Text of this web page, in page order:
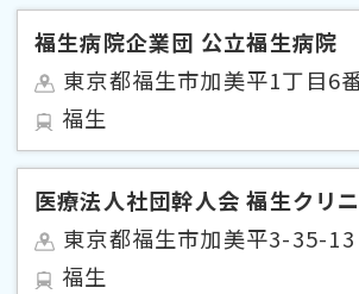
福生病院企業団 公立福生病院
東京都福生市加美平1丁目6
福生
医療法人社団幹人会 福生クリ
東京都福生市加美平3-35-13
福生